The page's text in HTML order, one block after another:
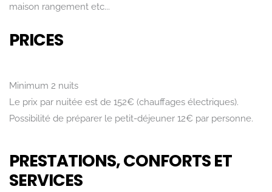
maison rangement etc...
PRICES
Minimum 2 nuits
Le prix par nuitée est de 152€ (chauffages électriques).
Possibilité de préparer le petit-déjeuner 12€ par personne.
PRESTATIONS, CONFORTS ET
SERVICES